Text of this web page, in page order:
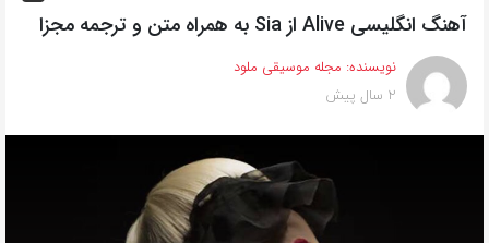
روش‌های
می‌توانید
این
صفحه
آهنگ انگلیسی Alive از Sia به همراه متن و ترجمه مجزا
نویسنده: مجله موسیقی ملود
2 سال پیش